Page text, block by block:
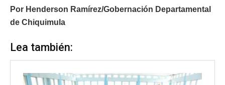
Por Henderson Ramírez/Gobernación Departamental
de Chiquimula
Lea también: